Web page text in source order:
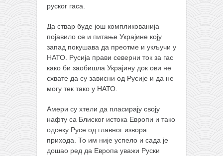
руског гаса.
Да ствар буде још компликованија
појавило се и питање Украјине коју
запад покушава да преотме и укључи у
НАТО. Русија прави северни ток за гас
како би заобишла Украјину док ови не
схвате да су зависни од Русије и да не
могу тек тако у НАТО.
Амери су хтели да пласирају своју
нафту са Блиског истока Европи и тако
одсеку Русе од главног извора
прихода. То им није успело и сада је
дошао ред да Европа уважи Руски